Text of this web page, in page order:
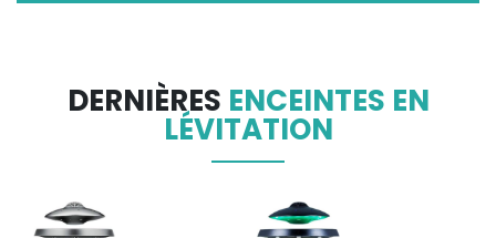
DERNIÈRES ENCEINTES EN
LÉVITATION